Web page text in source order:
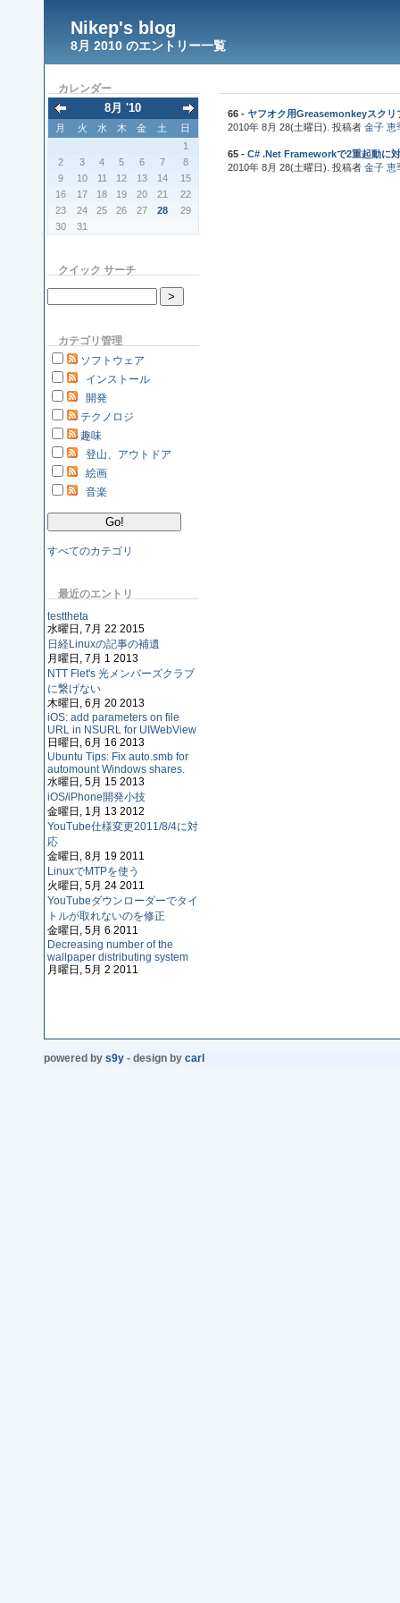
Nikep's blog
8月 2010 のエントリー一覧
カレンダー
8月 '10
月 火 水 木 金 土
日
1
2
3 4 5 6 7
8
9
10 11 12 13 14
15
16
17 18 19 20 21
22
23
24 25 26 27 28
29
30
31
クイック サーチ
カテゴリ管理
ソフトウェア
インストール
開発
テクノロジ
趣味
登山、アウトドア
絵画
音楽
すべてのカテゴリ
最近のエントリ
testtheta
水曜日, 7月 22 2015
日経Linuxの記事の補遺
月曜日, 7月 1 2013
NTT Flet's 光メンバーズクラブ
に繋げない
木曜日, 6月 20 2013
iOS: add parameters on file
URL in NSURL for UIWebView
日曜日, 6月 16 2013
Ubuntu Tips: Fix auto.smb for
automount Windows shares.
水曜日, 5月 15 2013
iOS/iPhone開発小技
金曜日, 1月 13 2012
YouTube仕様変更2011/8/4に対
応
金曜日, 8月 19 2011
LinuxでMTPを使う
火曜日, 5月 24 2011
YouTubeダウンローダーでタイ
トルが取れないのを修正
金曜日, 5月 6 2011
Decreasing number of the
wallpaper distributing system
月曜日, 5月 2 2011
66 - ヤフオク用Greasemonkeyスクリ
2010年 8月 28(土曜日). 投稿者 金子 恵
65 - C# .Net Frameworkで2重起動に
2010年 8月 28(土曜日). 投稿者 金子 恵
powered by s9y - design by carl